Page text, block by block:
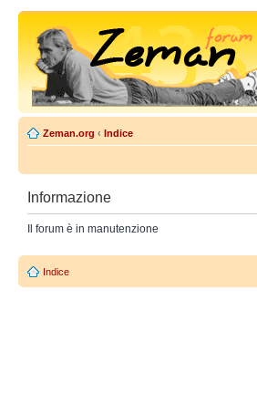
Zeman.org ‹ Indice
Informazione
Il forum è in manutenzione
Indice